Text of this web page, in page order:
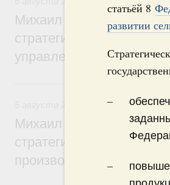
статьёй 8
развитии
Михаил Мишустин дал
стратегической сессии
управления научно-
Вопросы
Михаил Мишустин дал
стратегической
производительности